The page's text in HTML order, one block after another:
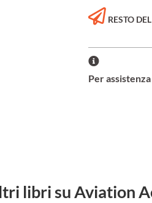
RESTO
Per
libri su Aviation